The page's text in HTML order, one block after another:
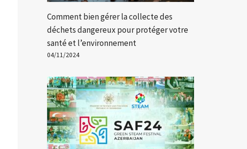
Comment bien gérer la collecte des
déchets dangereux pour protéger votre
santé et l’environnement
04/11/2024